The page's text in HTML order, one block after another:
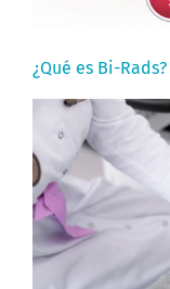
¿Qué es Bi-Rads?